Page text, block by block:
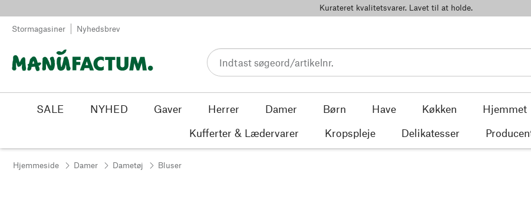
Kurateret kvalitetsvarer. Lavet til at holde.
Stormagasiner Nyhedsbrev
SALE NYHED Gaver Herrer Damer Børn Have Køkken Hjemmet
Kufferter & Lædervarer
Kropspleje Delikatesser
Hjemmeside Damer Dametøj Bluser